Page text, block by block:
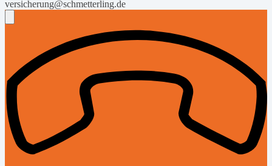
versicherung@schmetterling.de